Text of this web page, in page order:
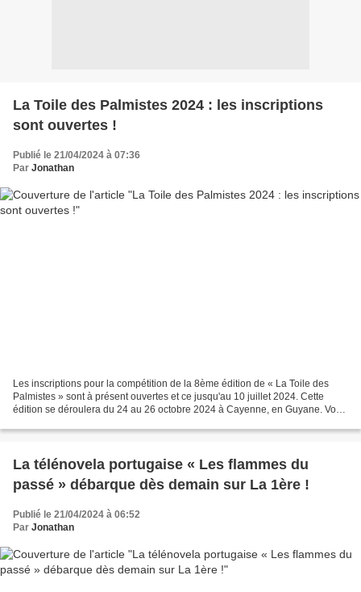
La Toile des Palmistes 2024 : les inscriptions
sont ouvertes !
Publié le 21/04/2024 à 07:36
Par Jonathan
Les inscriptions pour la compétition de la 8ème édition de « La Toile des
Palmistes » sont à présent ouvertes et ce jusqu'au 10 juillet 2024. Cette
édition se déroulera du 24 au 26 octobre 2024 à Cayenne, en Guyane. Vous
La télénovela portugaise « Les flammes du
passé » débarque dès demain sur La 1ère !
Publié le 21/04/2024 à 06:52
Par Jonathan